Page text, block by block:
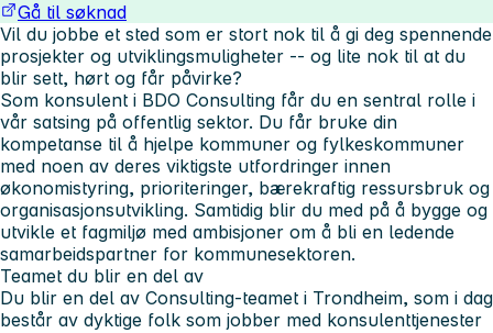
Gå til søknad
Vil du jobbe et sted som er stort nok til å gi deg spennende
prosjekter og utviklingsmuligheter -- og lite nok til at du
blir sett, hørt og får påvirke?
Som konsulent i BDO Consulting får du en sentral rolle i
vår satsing på offentlig sektor. Du får bruke din
kompetanse til å hjelpe kommuner og fylkeskommuner
med noen av deres viktigste utfordringer innen
økonomistyring, prioriteringer, bærekraftig ressursbruk og
organisasjonsutvikling. Samtidig blir du med på å bygge og
utvikle et fagmiljø med ambisjoner om å bli en ledende
samarbeidspartner for kommunesektoren.
Teamet du blir en del av
Du blir en del av Consulting-teamet i Trondheim, som i dag
består av dyktige folk som jobber med konsulenttjenester